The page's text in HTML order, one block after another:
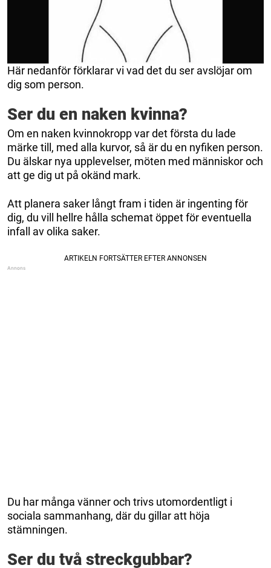
Här nedanför förklarar vi vad det du ser avslöjar om
dig som person.
Ser du en naken kvinna?
Om en naken kvinnokropp var det första du lade
märke till, med alla kurvor, så är du en nyfiken person.
Du älskar nya upplevelser, möten med människor och
att ge dig ut på okänd mark.
Att planera saker långt fram i tiden är ingenting för
dig, du vill hellre hålla schemat öppet för eventuella
infall av olika saker.
Du har många vänner och trivs utomordentligt i
sociala sammanhang, där du gillar att höja
stämningen.
Ser du två streckgubbar?